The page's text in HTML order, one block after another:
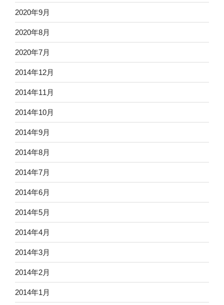
2020年9月
2020年8月
2020年7月
2014年12月
2014年11月
2014年10月
2014年9月
2014年8月
2014年7月
2014年6月
2014年5月
2014年4月
2014年3月
2014年2月
2014年1月